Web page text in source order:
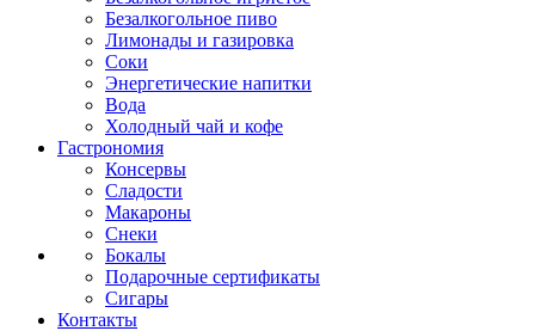
Безалкогольное пиво
Лимонады и газировка
Соки
Энергетические напитки
Вода
Холодный чай и кофе
Гастрономия
Консервы
Сладости
Макароны
Снеки
Бокалы
Подарочные сертификаты
Сигары
Контакты